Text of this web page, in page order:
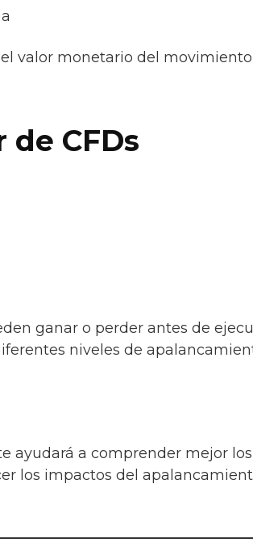
valor monetario del movimiento
CFDs
ganar o perder antes de
niveles de
ayudará a comprender mejor
los impactos del